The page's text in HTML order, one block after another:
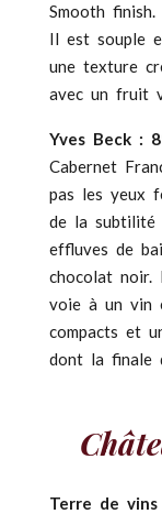
Smooth finish.
Il est souple
une texture
avec un fruit
Yves Beck :
Cabernet
pas les yeux
de la subtilité
effluves de
chocolat noir.
voie à un vin
compacts et
dont la finale
Terre de